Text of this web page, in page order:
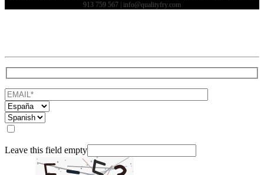
913 759 567 | info@qualityfry.com
Leave this field empty